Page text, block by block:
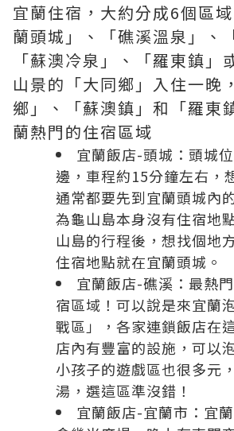
宜蘭住宿，大約分成6個區
蘭頭城」、「礁溪溫泉」、
「蘇澳冷泉」、「羅東鎮」
山景的「大同鄉」入住一晚
鄉」、「蘇澳鎮」和「羅東
蘭熱門的住宿區域
宜蘭飯店-頭城：頭城
邊，車程約15分鐘左右，
通常都要先到宜蘭頭城內
為龜山島本身沒有住宿地
山島的行程後，想找個地
住宿地點就在宜蘭頭城。
宜蘭飯店-礁溪：最熱
宿區域！可以說是來宜蘭
戰區」，各家連鎖飯店在
店內有豐富的設施，可以
小孩子的遊戲區也很多元
湯，選這區準沒錯！
宜蘭飯店-宜蘭市：宜